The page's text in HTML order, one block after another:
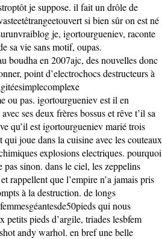
je suppose. il fait un drôle de
si bien sûr on est né
je, igortourgueniev, raconte
sa vie sans motif, oupas.
boudha en 2007ajc, des nouvelles donc
point d’electrochocs destructeurs à
ou pas. igortourgueniev est il en
ses deux frères bossus et rêve t’il sa
qu’il est igortourgueniev marié trois
joue dans la cuisine avec les couteaux
explosions electriques. pourquoi
sinon. dans le ciel, les zeppelins
rappellent que l’empire n’a jamais pris
à la destruction. de longs
qui nous
petits pieds d’argile, triades lesbfem
andy warhol. en bref une belle